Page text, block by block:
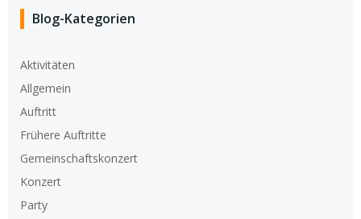
Blog-Kategorien
Aktivitäten
Allgemein
Auftritt
Frühere Auftritte
Gemeinschaftskonzert
Konzert
Party